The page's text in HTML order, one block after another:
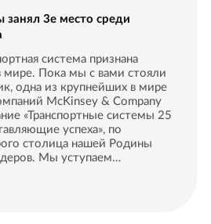
занял 3е место среди
система признана
мире. Пока мы с вами стояли
одна из крупнейших в мире
McKinsey & Company
«Транспортные системы 25
успеха», по
столица нашей Родины
Мы уступаем…